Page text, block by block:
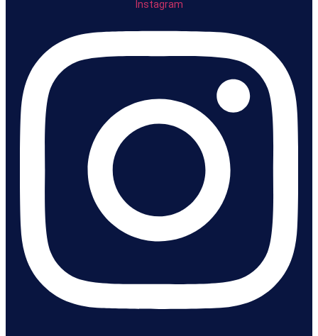
Instagram